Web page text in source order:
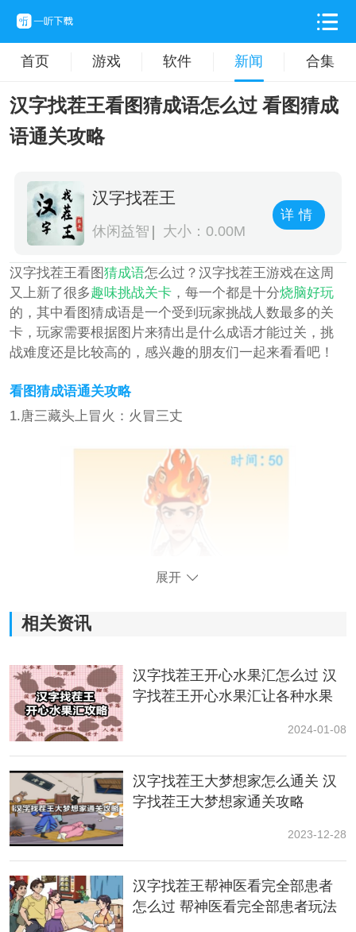
首页 游戏 软件 新闻 合集
汉字找茬王看图猜成语怎么过 看图猜成
语通关攻略
汉字找茬王
休闲益智 大小：0.00M
详情
汉字找茬王看图猜成语怎么过？汉字找茬王游戏在这周
又上新了很多趣味挑战关卡，每一个都是十分烧脑好玩
的，其中看图猜成语是一个受到玩家挑战人数最多的关
卡，玩家需要根据图片来猜出是什么成语才能过关，挑
战难度还是比较高的，感兴趣的朋友们一起来看看吧！
看图猜成语通关攻略
1.唐三藏头上冒火：火冒三丈
展开
相关资讯
汉字找茬王开心水果汇怎么过 汉
字找茬王开心水果汇让各种水果
2024-01-08
汉字找茬王大梦想家怎么通关 汉
字找茬王大梦想家通关攻略
2023-12-28
汉字找茬王帮神医看完全部患者
怎么过 帮神医看完全部患者玩法